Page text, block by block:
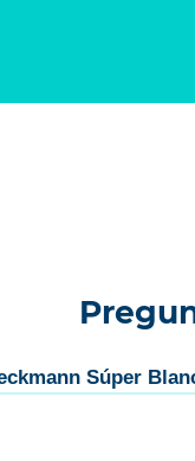
Súper